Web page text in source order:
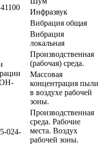
Инфразвук
Вибрация общая
Вибрация
локальная
Производственная
(рабочая) среда.
Массовая
концентрация пыли
в воздухе рабочей
зоны.
024-
Производственная
среда. Рабочие
места. Воздух
рабочей зоны.